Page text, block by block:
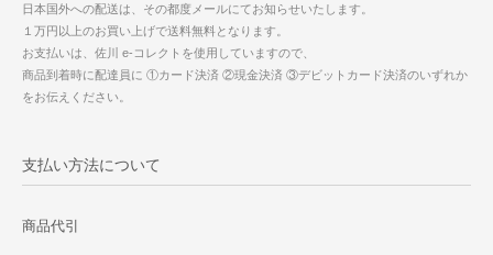
日本国外への配送は、その都度メールにてお知らせいたします。
１万円以上のお買い上げで送料無料となります。
お支払いは、佐川 e-コレクトを使用していますので、
商品到着時に配達員に ①カード決済 ②現金決済 ③デビットカード決済のいずれか
をお伝えください。
支払い方法について
商品代引